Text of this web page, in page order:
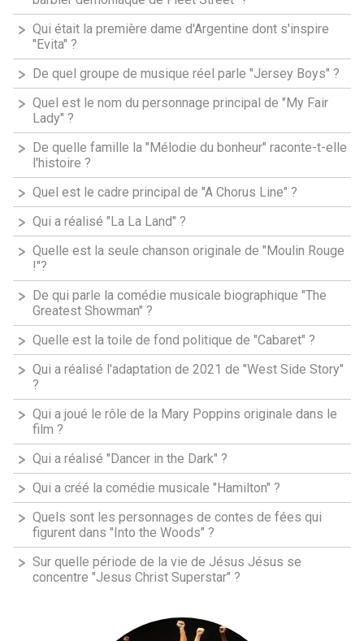
Qui était la première dame d'Argentine dont s'inspire
"Evita" ?
De quel groupe de musique réel parle "Jersey Boys" ?
Quel est le nom du personnage principal de "My Fair
Lady" ?
De quelle famille la "Mélodie du bonheur" raconte-t-elle
l'histoire ?
Quel est le cadre principal de "A Chorus Line" ?
Qui a réalisé "La La Land" ?
Quelle est la seule chanson originale de "Moulin Rouge
!"?
De qui parle la comédie musicale biographique "The
Greatest Showman" ?
Quelle est la toile de fond politique de "Cabaret" ?
Qui a réalisé l'adaptation de 2021 de "West Side Story"
?
Qui a joué le rôle de la Mary Poppins originale dans le
film ?
Qui a réalisé "Dancer in the Dark" ?
Qui a créé la comédie musicale "Hamilton" ?
Quels sont les personnages de contes de fées qui
figurent dans "Into the Woods" ?
Sur quelle période de la vie de Jésus Jésus se
concentre "Jesus Christ Superstar" ?